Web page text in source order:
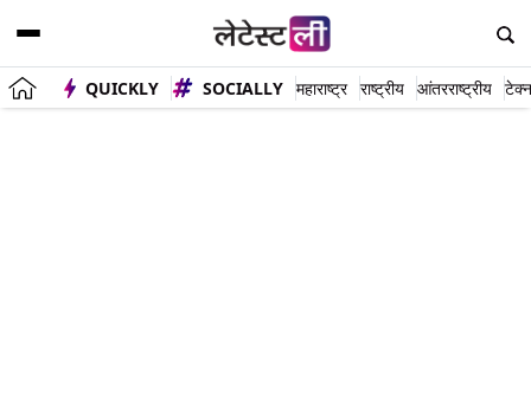
QUICKLY SOCIALLY महाराष्ट्र राष्ट्रीय आंतरराष्ट्रीय